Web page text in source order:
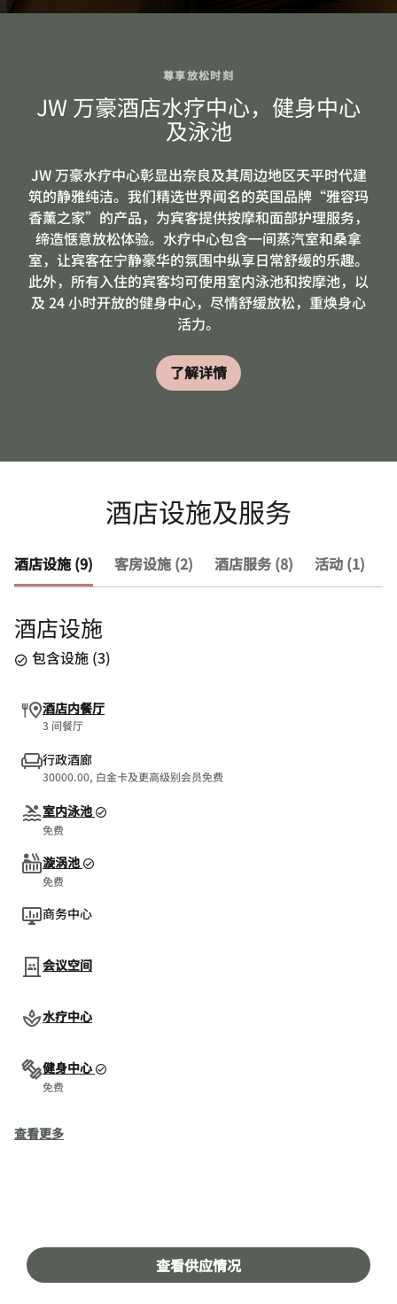
查看供应情况
尊享放松时刻
JW 万豪酒店水疗中心，健身中心
及泳池
JW 万豪水疗中心彰显出奈良及其周边地区天平时代建
筑的静雅纯洁。我们精选世界闻名的英国品牌“雅容玛
香薰之家”的产品，为宾客提供按摩和面部护理服务，
缔造惬意放松体验。水疗中心包含一间蒸汽室和桑拿
室，让宾客在宁静豪华的氛围中纵享日常舒缓的乐趣。
此外，所有入住的宾客均可使用室内泳池和按摩池，以
及 24 小时开放的健身中心，尽情舒缓放松，重焕身心
活力。
了解详情
酒店设施及服务
酒店设施 (9) 客房设施 (2) 酒店服务 (8) 活动 (1)
酒店设施
包含设施 (3)
酒店内餐厅
3 间餐厅
行政酒廊
30000.00, 白金卡及更高级别会员免费
室内泳池
免费
漩涡池
免费
商务中心
会议空间
水疗中心
健身中心
免费
查看更多
探索多元精彩，开启非凡住宿